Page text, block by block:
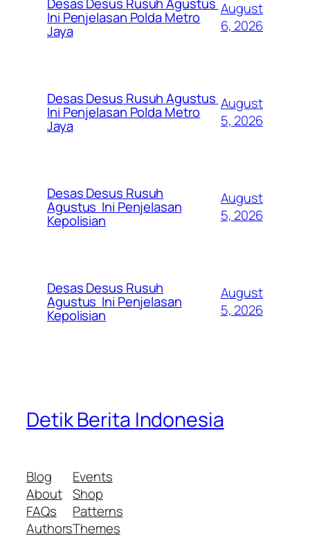
Desas Desus Rusuh Agustus
Ini Penjelasan Polda Metro
Jaya
August
6, 2026
Desas Desus Rusuh Agustus
Ini Penjelasan Polda Metro
Jaya
August
5, 2026
Desas Desus Rusuh
Agustus Ini Penjelasan
Kepolisian
August
5, 2026
Desas Desus Rusuh
Agustus Ini Penjelasan
Kepolisian
August
5, 2026
Detik Berita Indonesia
Blog
About
FAQs
Authors
Events
Shop
Patterns
Themes